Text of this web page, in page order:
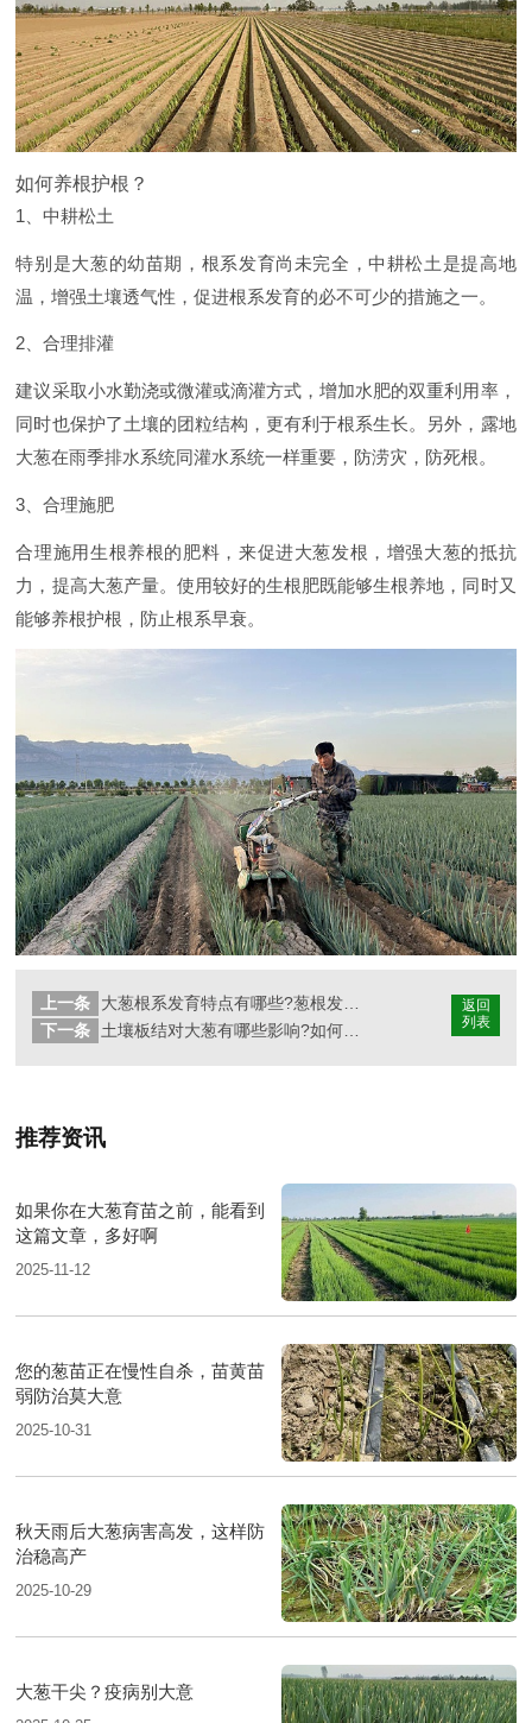
如何养根护根？
1、中耕松土
特别是大葱的幼苗期，根系发育尚未完全，中耕松土是提高地
温，增强土壤透气性，促进根系发育的必不可少的措施之一。
2、合理排灌
建议采取小水勤浇或微灌或滴灌方式，增加水肥的双重利用率，
同时也保护了土壤的团粒结构，更有利于根系生长。另外，露地
大葱在雨季排水系统同灌水系统一样重要，防涝灾，防死根。
3、合理施肥
合理施用生根养根的肥料，来促进大葱发根，增强大葱的抵抗
力，提高大葱产量。使用较好的生根肥既能够生根养地，同时又
能够养根护根，防止根系早衰。
返回
列表
上一条
大葱根系发育特点有哪些?葱根发育不良有哪些原因?
下一条
推荐资讯
如果你在大葱育苗之前，能看到
这篇文章，多好啊
2025-11-12
您的葱苗正在慢性自杀，苗黄苗
弱防治莫大意
2025-10-31
秋天雨后大葱病害高发，这样防
治稳高产
2025-10-29
大葱干尖？疫病别大意